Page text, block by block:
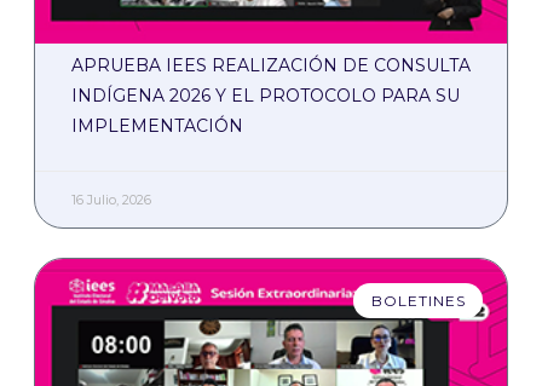
APRUEBA IEES REALIZACIÓN DE CONSULTA
INDÍGENA 2026 Y EL PROTOCOLO PARA SU
IMPLEMENTACIÓN
16 Julio, 2026
BOLETINES